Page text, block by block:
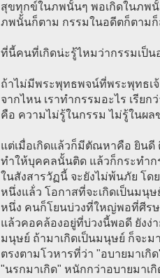
สุขทุกข์ในภพนั้นๆ พอเกิดในภพ
ภพนั้นก็ตาม กรรมในอดีตก็ตามก็
ที่นี้คนที่เกิดน่ะรู้ไหมว่ากรรมเป็น
ถ้าไม่มีพระพุทธพจน์ที่พระพุทธเ
จากไหน เราทำกรรมอะไร เรีย
คือ ความไม่รู้ในกรรม ไม่รู้ในผ
แต่เมื่อเกิดแล้วก็มีตัณหาคือ ยินดี
ทำให้บุคคลนั้นติด แล้วก็กระทำก
ในสังสารวัฏนี้ จะยังไม่พ้นภัย โด
หนึ่งแล้่ว โอกาสที่จะเกิดเป็นมนุ
หนึ่ง คนก็โยนบ่วงที่ใหญ่พอที่ศีรษ
แล้วคอคล้องอยู่ที่บ่วงนี้พอดี ยังง่
มนุษย์ ถ้ามาเกิดเป็นมนุษย์ ก็จะม
ตรงตามโวหารที่ว่า "อบายมาเกิ
"นรกมาเกิด" หนักกว่าอบายมาเกิ